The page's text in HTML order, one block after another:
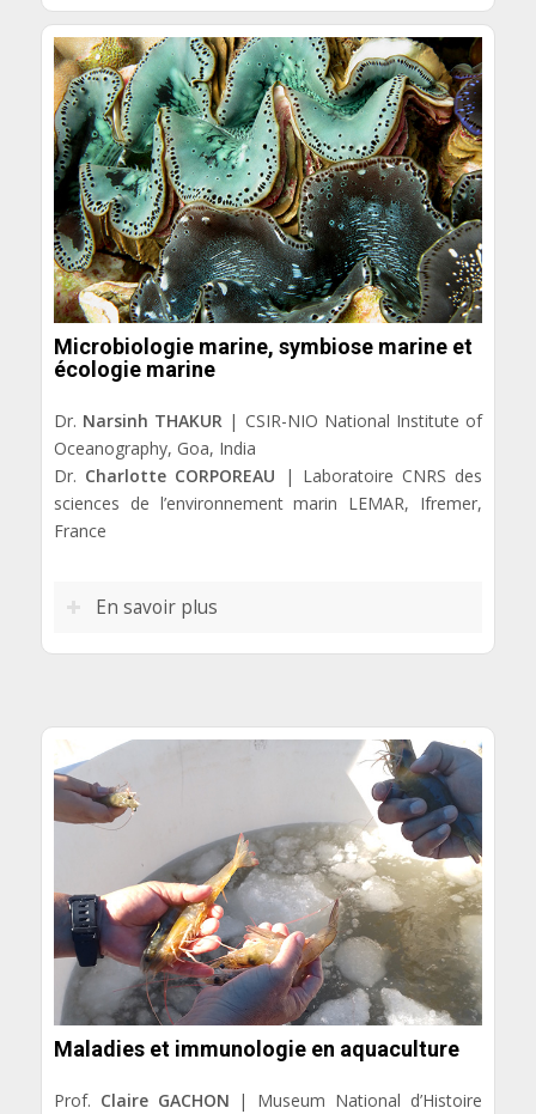
Microbiologie marine, symbiose marine et
écologie marine
Dr. Narsinh THAKUR | CSIR-NIO National Institute of
Oceanography, Goa, India
Dr. Charlotte CORPOREAU | Laboratoire CNRS des
sciences de l’environnement marin LEMAR, Ifremer,
France
En savoir plus
Maladies et immunologie en aquaculture
Prof. Claire GACHON | Museum National d’Histoire